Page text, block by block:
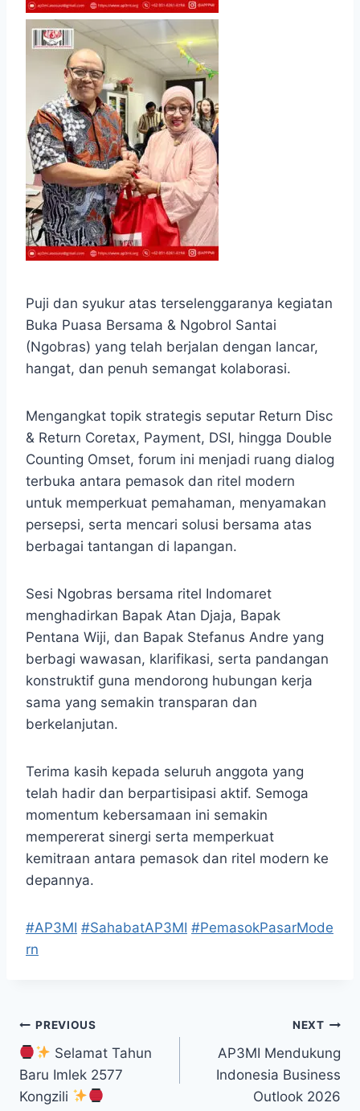
Puji dan syukur atas terselenggaranya kegiatan
Buka Puasa Bersama & Ngobrol Santai
(Ngobras) yang telah berjalan dengan lancar,
hangat, dan penuh semangat kolaborasi.
Mengangkat topik strategis seputar Return Disc
& Return Coretax, Payment, DSI, hingga Double
Counting Omset, forum ini menjadi ruang dialog
terbuka antara pemasok dan ritel modern
untuk memperkuat pemahaman, menyamakan
persepsi, serta mencari solusi bersama atas
berbagai tantangan di lapangan.
Sesi Ngobras bersama ritel Indomaret
menghadirkan Bapak Atan Djaja, Bapak
Pentana Wiji, dan Bapak Stefanus Andre yang
berbagi wawasan, klarifikasi, serta pandangan
konstruktif guna mendorong hubungan kerja
sama yang semakin transparan dan
berkelanjutan.
Terima kasih kepada seluruh anggota yang
telah hadir dan berpartisipasi aktif. Semoga
momentum kebersamaan ini semakin
mempererat sinergi serta memperkuat
kemitraan antara pemasok dan ritel modern ke
depannya.
#AP3MI #SahabatAP3MI #PemasokPasarMode
rn
Post
navigation
PREVIOUS
Selamat Tahun
Baru Imlek 2577
Kongzili
NEXT
AP3MI Mendukung
Indonesia Business
Outlook 2026